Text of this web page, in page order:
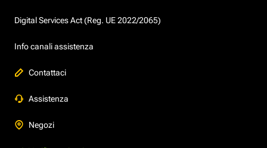
Digital Services Act (Reg. UE 2022/2065)
Info canali assistenza
Contattaci
Assistenza
Negozi